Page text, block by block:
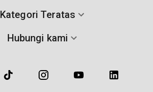
Kategori Teratas
Hubungi kami